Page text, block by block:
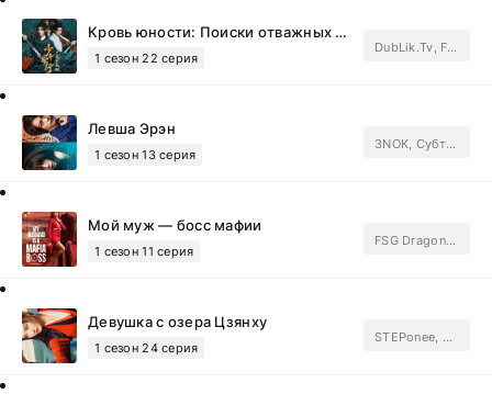
Кровь юности: Поиски отважных сердец
1 сезон 22 серия
DubLik.Tv, FSG SecretStory.Subtitles
Левша Эрэн
1 сезон 13 серия
3NOK, Субтитры
Мой муж — босс мафии
1 сезон 11 серия
FSG Dragon Fruit.Subtitles
Девушка с озера Цзянху
1 сезон 24 серия
STEPonee, FSG Tonyvika's World.Subtitles, ФСГ Ехидные дорамщицы.Subtitles